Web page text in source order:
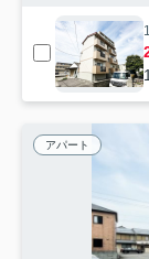
アパート